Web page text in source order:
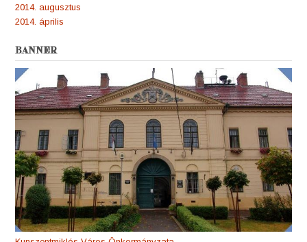
2014. augusztus
2014. április
BANNER